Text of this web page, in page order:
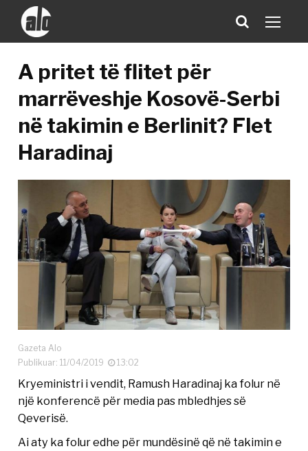
A pritet të flitet për
marrëveshje Kosovë-Serbi
në takimin e Berlinit? Flet
Haradinaj
Gazeta Alo
Publikuar: 11/04/2019
13:02
Kryeministri i vendit, Ramush Haradinaj ka folur në
një konferencë për media pas mbledhjes së
Qeverisë.
Ai aty ka folur edhe për mundësinë që në takimin e